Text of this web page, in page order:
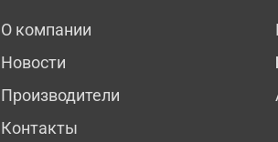
О компании
Новости
Производители
Контакты